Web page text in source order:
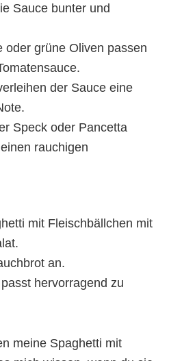
Sauce bunter und
oder grüne Oliven passen
der Sauce eine
Speck oder Pancetta
rauchigen
mit Fleischbällchen mit
an.
hervorragend zu
meine Spaghetti mit